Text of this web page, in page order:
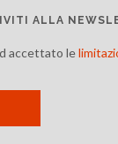
ALLA
accettato le